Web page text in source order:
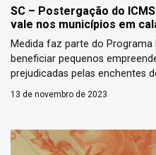
SC – Postergação do
vale nos municípios em
Medida faz parte do Programa
beneficiar pequenos
prejudicadas pelas enchentes
enquadradas pelo Simples
outubro, […]
13 de novembro de 2023